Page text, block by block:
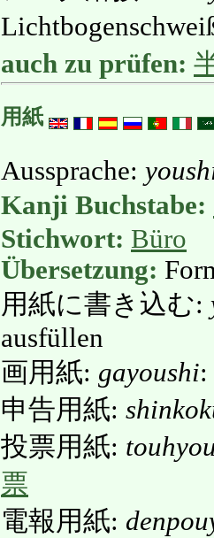
auch zu prüfen:
用紙
Aussprache:
Kanji Buchstabe:
Stichwort: Büro
Übersetzung:
用紙に書き込む:
ausfüllen
画用紙: gayoushi
申告用紙:
投票用紙:
票
電報用紙: